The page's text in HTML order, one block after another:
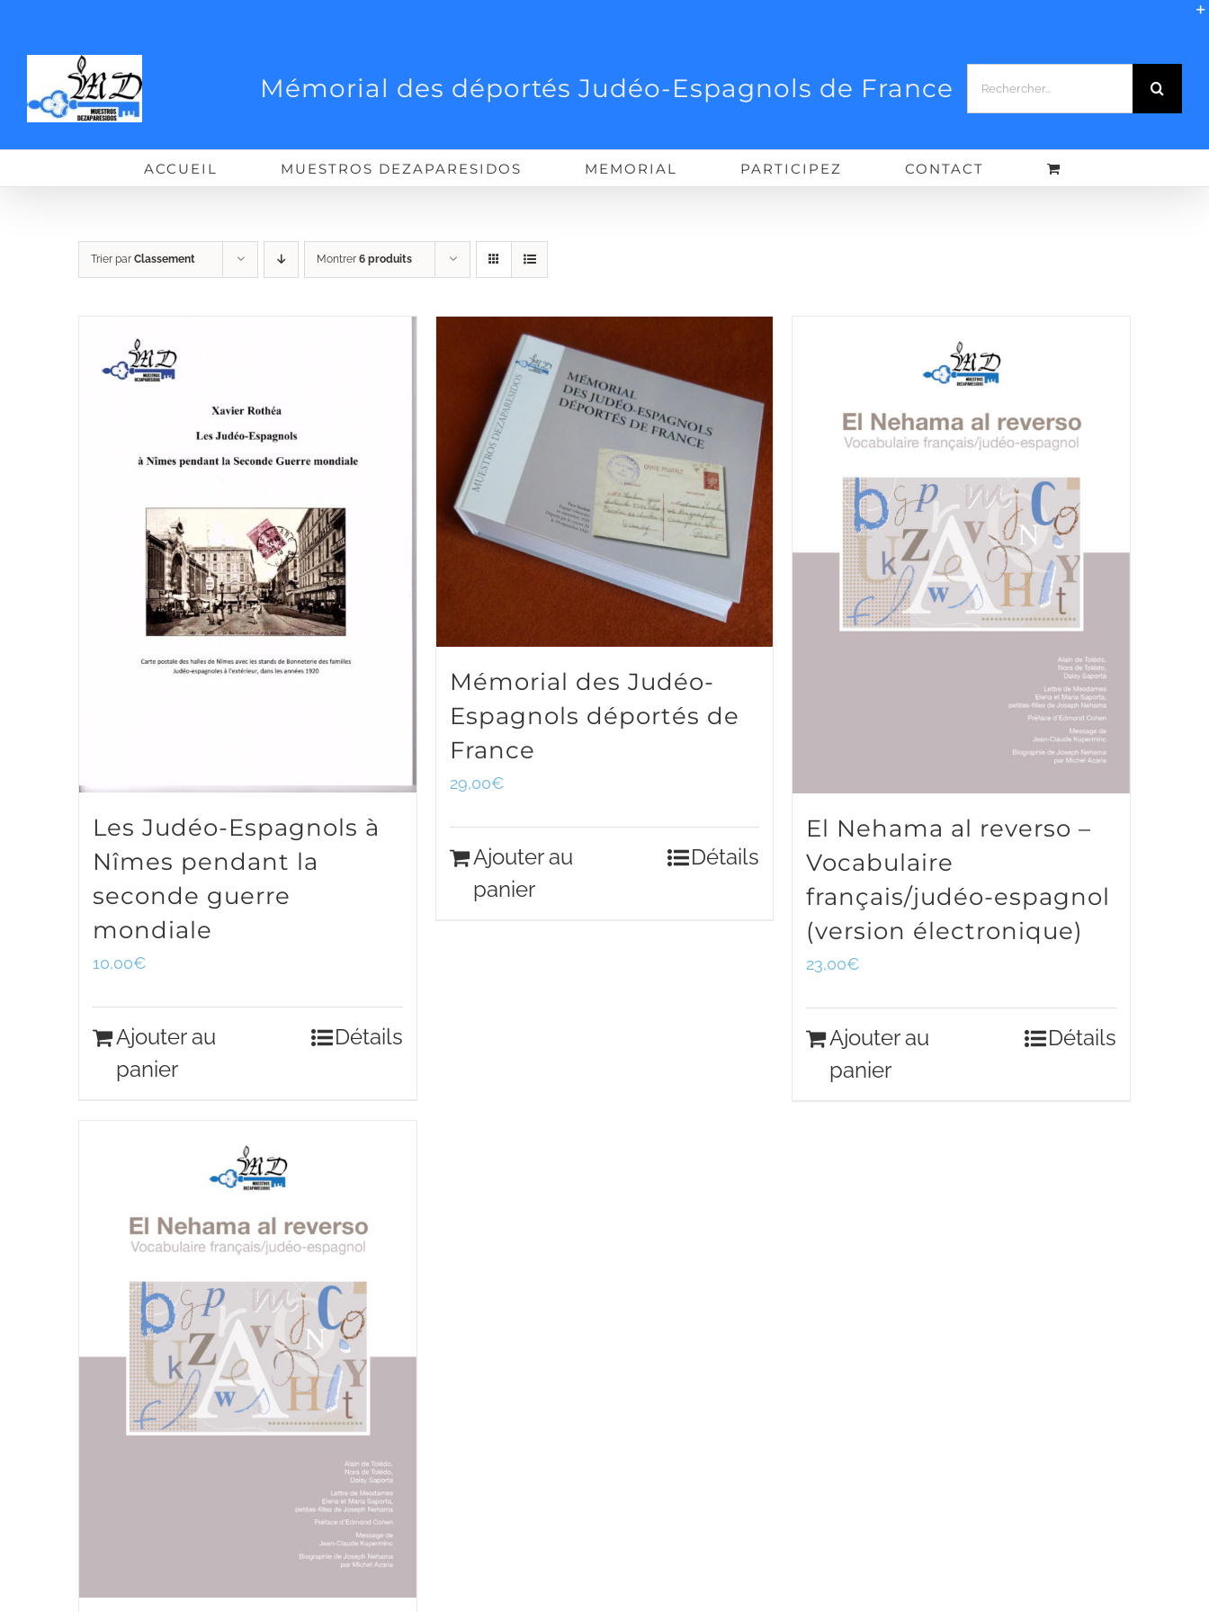
Mémorial des déportés Judéo-Espagnols de France
ACCUEIL MUESTROS DEZAPARESIDOS MEMORIAL PARTICIPEZ CONTACT
Trier par Classement Montrer 6 produits
Les Judéo-Espagnols à
Nîmes pendant la
seconde guerre
mondiale
10,00€
Ajouter au
panier
Détails
Mémorial des Judéo-
Espagnols déportés de
France
29,00€
Ajouter au
panier
Détails
El Nehama al reverso –
Vocabulaire
français/judéo-espagnol
(version électronique)
23,00€
Ajouter au
panier
Détails